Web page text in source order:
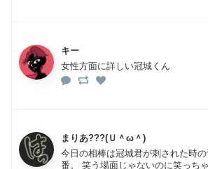
キー
女性方面に詳しい冠城くん
まりあ???(Ｕ＾ω＾)
今日の相棒は冠城君が刺された時
番。 笑う場面じゃないのに笑っち